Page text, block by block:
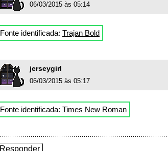
06/03/2015 às 05:14
Fonte identificada: Trajan Bold
jerseygirl
06/03/2015 às 05:17
Fonte identificada: Times New Roman
Responder